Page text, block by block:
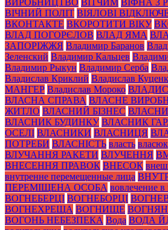
ВИРОБНИЦТВО ВІТЧИМ ВІФНА З
ВІЧНИЙ ПОЛІТ ВІЯЛОВІ
ВКОНТАКТЕ ВКОРОТИТИ ВІКУ
ВЛАД ПОГОРЄЛОВ ВЛАД ЯМА
ЗАПОРІЖЖЯ Владимир Баранов
Зеленский Владимир Кальцев
Владимир Рыкун Владимир Серба
Владислав Криклий Владислав
МАНГЕР Владислав Мороко
ВЛАСНА СПРАВА ВЛАСНЕ
ЖИТЛО ВЛАСНИЙ БІЗНЕС
ВЛАСНИК БУДИНКУ ВЛАСНИК
ОСЕЛІ ВЛАСНИКИ ВЛАСНИЦЯ
ПОТРЕБИ ВЛАСНІСТЬ власть власюк
ВЛУЧАННЯ РАКЕТИ ВЛУЧЕННЯ
ВНЕСЕННЯ ПРАВОК ВНЕСОК
внутренне перемещенные лица
ПЕРЕМІЩЕНА ОСОБА вовлечение
ВОГНЕБЕРЦІ ВОГНЕБОРЦІ
ВОГНЕХРЕЩА ВОГНИЩЕ
ВОГОНЬ НЕБЕЗПЕКА Вода ВОДА